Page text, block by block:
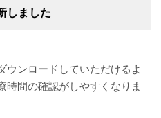
しました
ウンロードしていただけるよ
時間の確認がしやすくなりま